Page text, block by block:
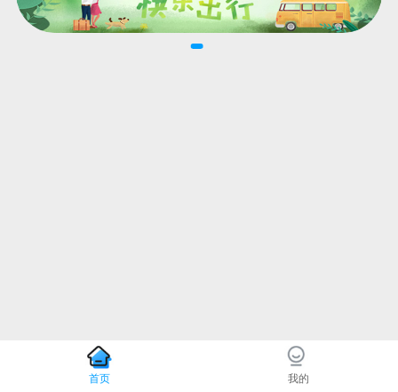
首页 我的